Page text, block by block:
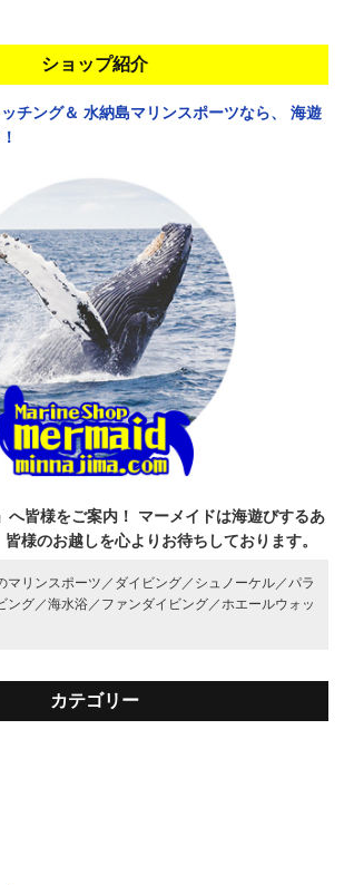
ショップ紹介
チング＆ 水納島マリンスポーツなら、
海遊
へ皆様をご案内！
マーメイドは海遊びするあ
皆様のお越しを心よりお待ちしております。
マリンスポーツ／ ダイビング／ シュノーケル／ パラ
ング／海水浴／ ファンダイビング／ ホエールウォッ
カテゴリー